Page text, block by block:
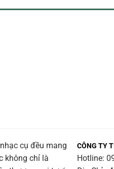
cụ đều mang
không chỉ là
CÔNG TY
Hotline: